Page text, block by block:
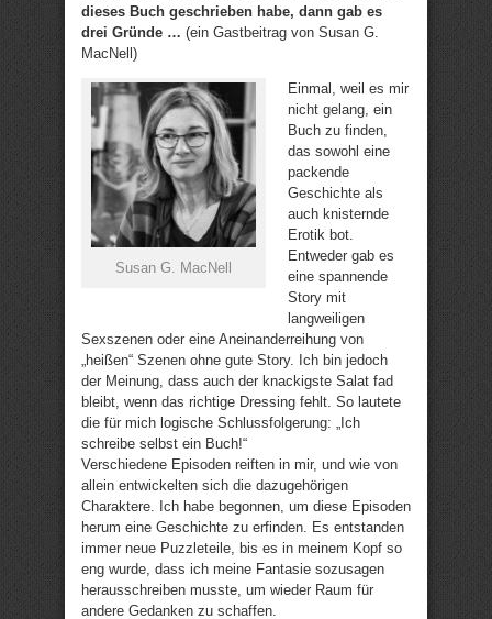
dieses Buch geschrieben habe, dann gab es
drei Gründe … (ein Gastbeitrag von Susan G.
MacNell)
Susan G. MacNell
Einmal, weil es mir
nicht gelang, ein
Buch zu finden,
das sowohl eine
packende
Geschichte als
auch knisternde
Erotik bot.
Entweder gab es
eine spannende
Story mit
langweiligen
Sexszenen oder eine Aneinanderreihung von
„heißen“ Szenen ohne gute Story. Ich bin jedoch
der Meinung, dass auch der knackigste Salat fad
bleibt, wenn das richtige Dressing fehlt. So lautete
die für mich logische Schlussfolgerung: „Ich
schreibe selbst ein Buch!“
Verschiedene Episoden reiften in mir, und wie von
allein entwickelten sich die dazugehörigen
Charaktere. Ich habe begonnen, um diese Episoden
herum eine Geschichte zu erfinden. Es entstanden
immer neue Puzzleteile, bis es in meinem Kopf so
eng wurde, dass ich meine Fantasie sozusagen
herausschreiben musste, um wieder Raum für
andere Gedanken zu schaffen.